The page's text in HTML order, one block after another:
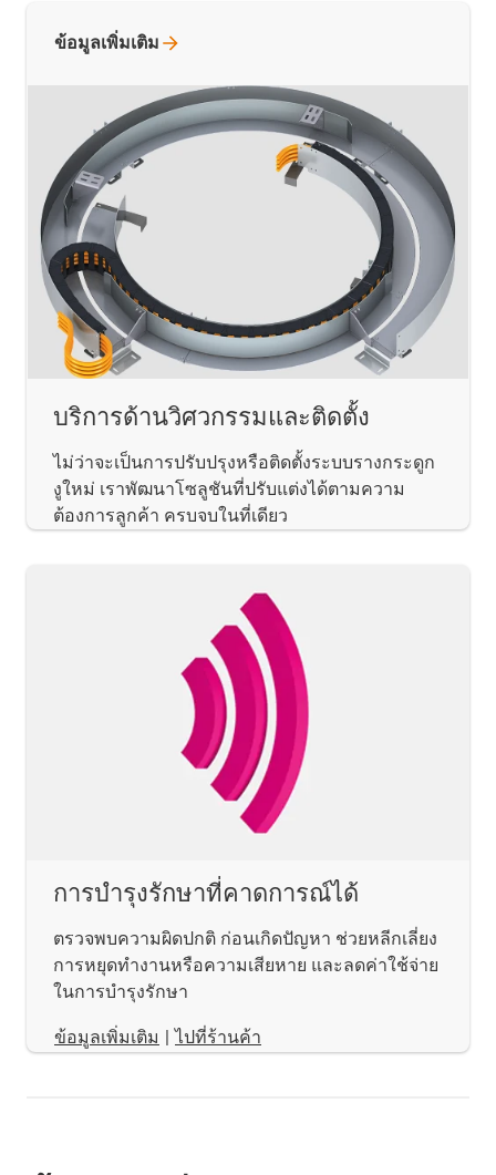
บริการด้านวิศวกรรมและติดตั้ง
ไม่ว่าจะเป็นการปรับปรุงหรือติดตั้งระบบรางกระดูก
งูใหม่ เราพัฒนาโซลูชันที่ปรับแต่งได้ตามความ
ต้องการลูกค้า ครบจบในที่เดียว
ข้อมูลเพิ่มเติม
การบำรุงรักษาที่คาดการณ์ได้
ตรวจพบความผิดปกติ ก่อนเกิดปัญหา ช่วยหลีกเลี่ยง
การหยุดทำงานหรือความเสียหาย และลดค่าใช้จ่าย
ในการบำรุงรักษา
​​​​​​​ข้อมูลเพิ่มเติม | ไปที่ร้านค้า